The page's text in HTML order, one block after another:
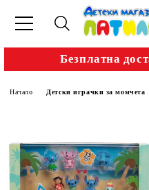
Безплатна
Начало Детски играчки за момчета